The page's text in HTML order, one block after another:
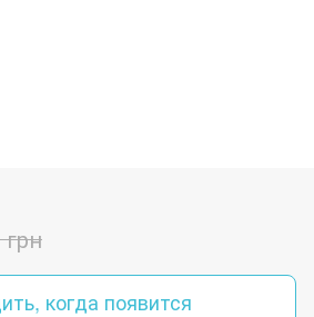
когда появится